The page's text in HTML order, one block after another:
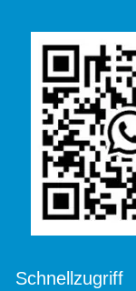
Schnellzugriff